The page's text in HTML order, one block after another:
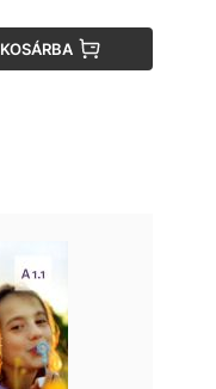
KOSÁRBA